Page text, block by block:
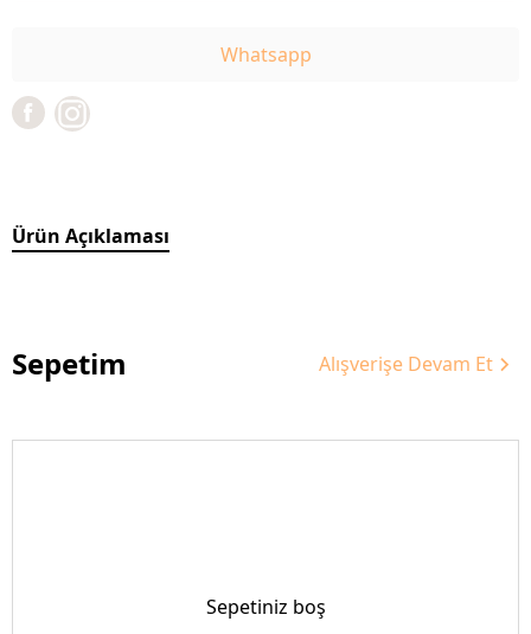
Whatsapp
Ürün Açıklaması
Sepetim Alışverişe Devam Et
Sepetiniz boş